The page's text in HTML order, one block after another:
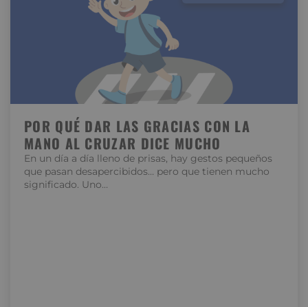
POR QUÉ DAR LAS GRACIAS CON LA
MANO AL CRUZAR DICE MUCHO
En un día a día lleno de prisas, hay gestos pequeños
que pasan desapercibidos… pero que tienen mucho
significado. Uno…